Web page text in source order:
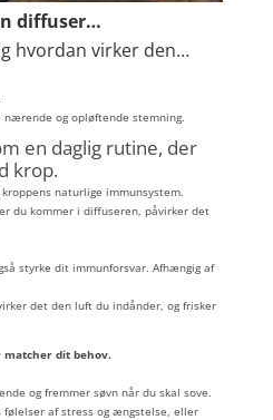
diffuser…
hvordan virker den…
og opløftende stemning.
en daglig rutine, der
krop.
naturlige immunsystem.
du kommer i diffuseren, påvirker det
styrke dit immunforsvar. Afhængig af
det den luft du indånder, og frisker
dit behov.
og fremmer søvn når du skal sove.
af stress og ængstelse, eller